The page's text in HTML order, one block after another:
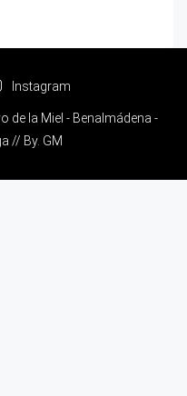
Instagram
de la Miel - Benalmádena -
// By. GM